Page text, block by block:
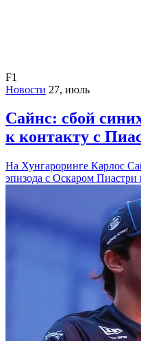
F1
Новости 27, июль
Сайнс: сбой
к контакту с
На Хунгароринге Карлос
эпизода с Оскаром Пиастри